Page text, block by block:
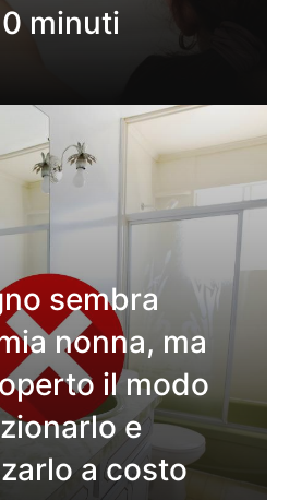
minuti
sembra
nonna, ma
il modo
e
a costo